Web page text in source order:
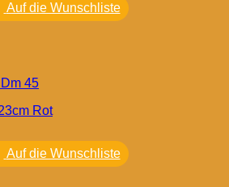
Auf die Wunschliste
45
Auf die Wunschliste